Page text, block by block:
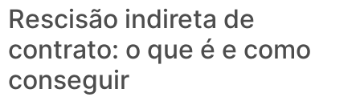
Rescisão indireta de
contrato: o que é e como
conseguir